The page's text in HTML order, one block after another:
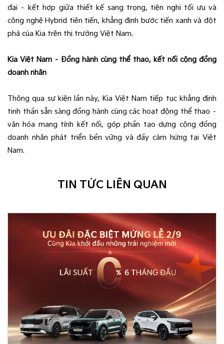
đại – kết hợp giữa thiết kế sang trọng, tiện nghi tối ưu và
công nghệ Hybrid tiên tiến, khẳng định bước tiến xanh và đột
phá của Kia trên thị trường Việt Nam.
Kia Việt Nam – Đồng hành cùng thể thao, kết nối cộng đồng
doanh nhân
Thông qua sự kiện lần này, Kia Việt Nam tiếp tục khẳng định
tinh thần sẵn sàng đồng hành cùng các hoạt động thể thao –
văn hóa mang tính kết nối, góp phần tạo dựng cộng đồng
doanh nhân phát triển bền vững và đầy cảm hứng tại Việt
Nam.
TIN TỨC LIÊN QUAN